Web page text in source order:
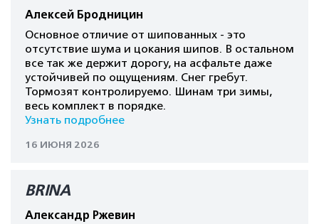
Алексей Бродницин
Основное отличие от шипованных - это
отсутствие шума и цокания шипов. В остальном
все так же держит дорогу, на асфальте даже
устойчивей по ощущениям. Снег гребут.
Тормозят контролируемо. Шинам три зимы,
весь комплект в порядке.
Узнать подробнее
16 ИЮНЯ 2026
BRINA
Александр Ржевин